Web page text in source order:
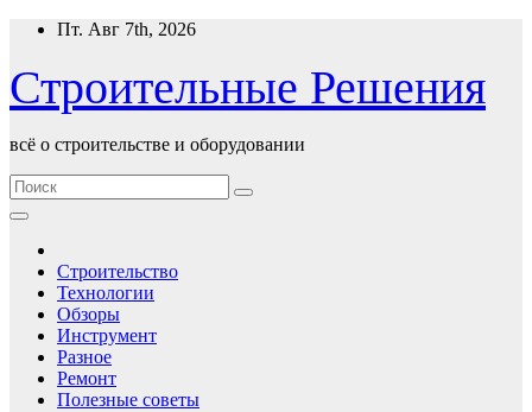
Перейти
содержимому
Пт. Авг 7th, 2026
Строительные Решения
всё о строительстве и оборудовании
Строительство
Технологии
Обзоры
Инструмент
Разное
Ремонт
Полезные советы